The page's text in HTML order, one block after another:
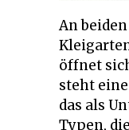
An
öffnet
steht
das als
Typen,